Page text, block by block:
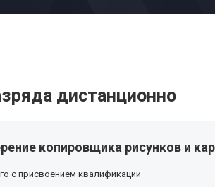
дистанционно
копировщика рисунков и
с присвоением квалификации